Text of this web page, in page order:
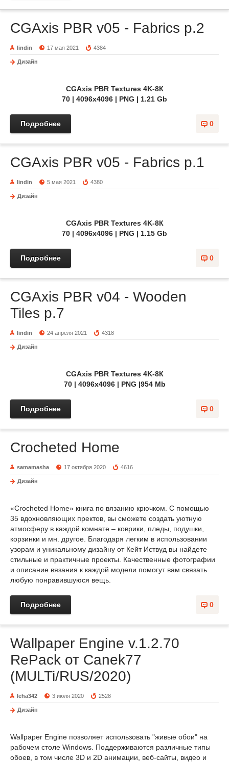
CGAxis PBR v05 - Fabrics p.2
lindin 17 мая 2021 4384
Дизайн
CGAxis PBR Textures 4K-8К
70 | 4096x4096 | PNG | 1.21 Gb
0
Подробнее
CGAxis PBR v05 - Fabrics p.1
lindin 5 мая 2021 4380
Дизайн
CGAxis PBR Textures 4K-8К
70 | 4096x4096 | PNG | 1.15 Gb
0
Подробнее
CGAxis PBR v04 - Wooden
Tiles p.7
lindin 24 апреля 2021 4318
Дизайн
CGAxis PBR Textures 4K-8К
70 | 4096x4096 | PNG |954 Mb
0
Подробнее
Crocheted Home
samamasha 17 октября 2020 4616
Дизайн
«Crocheted Home» книга по вязанию крючком. С помощью
35 вдохновляющих пректов, вы сможете создать уютную
атмосферу в каждой комнате – коврики, пледы, подушки,
корзинки и мн. другое. Благодаря легким в использовании
узорам и уникальному дизайну от Кейт Иствуд вы найдете
стильные и практичные проекты. Качественные фотографии
и описание вязания к каждой модели помогут вам связать
любую понравившуюся вещь.
0
Подробнее
Wallpaper Engine v.1.2.70
RePack от Canek77
(MULTi/RUS/2020)
leha342 3 июля 2020 2528
Дизайн
Wallpaper Engine позволяет использовать "живые обои" на
рабочем столе Windows. Поддерживаются различные типы
обоев, в том числе 3D и 2D анимации, веб-сайты, видео и